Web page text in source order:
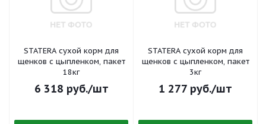
STATERA сухой корм для
щенков с цыпленком, пакет
18кг
6 318 руб./шт
STATERA сухой корм для
щенков с цыпленком, пакет
3кг
1 277 руб./шт